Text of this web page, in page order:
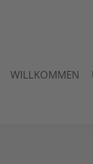
WILLKOMMEN